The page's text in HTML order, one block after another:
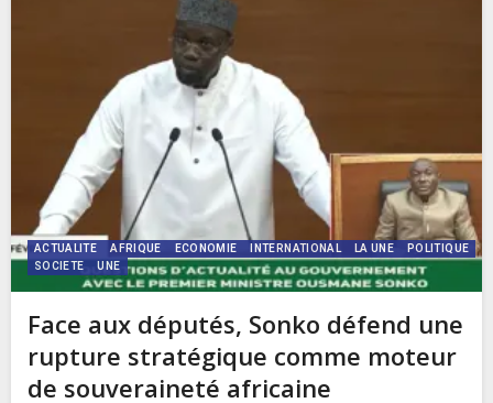
ACTUALITE AFRIQUE ECONOMIE INTERNATIONAL LA UNE
POLITIQUE
SOCIETE
UNE
Face aux députés, Sonko défend une
rupture stratégique comme moteur
de souveraineté africaine